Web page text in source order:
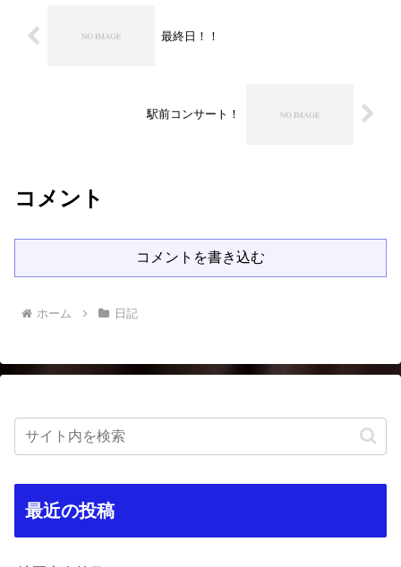
最終日！！
駅前コンサート！
コメント
コメントを書き込む
ホーム 日記
最近の投稿